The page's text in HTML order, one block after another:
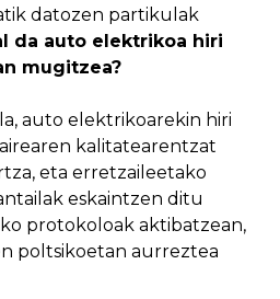
datozen partikulak
da auto elektrikoa hiri
mugitzea?
auto elektrikoarekin hiri
kalitatearentzat
eta erretzaileetako
eskaintzen ditu
protokoloak aktibatzean,
poltsikoetan aurreztea